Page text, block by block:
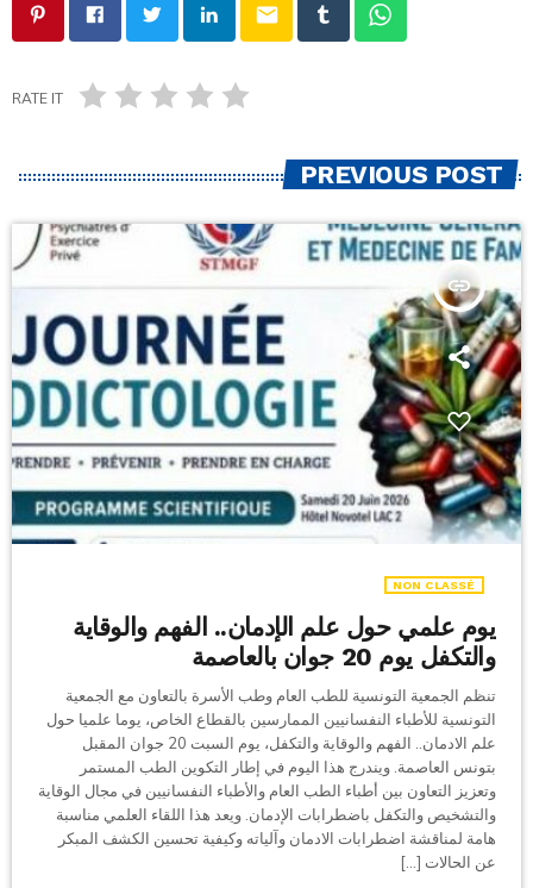
email
RATE IT
PREVIOUS POST
insert_link
NON CLASSÉ
يوم علمي حول علم الإدمان.. الفهم والوقاية
والتكفل يوم 20 جوان بالعاصمة
تنظم الجمعية التونسية للطب العام وطب الأسرة بالتعاون مع الجمعية
التونسية للأطباء النفسانيين الممارسين بالقطاع الخاص، يوما علميا حول
علم الادمان.. الفهم والوقاية والتكفل، يوم السبت 20 جوان المقبل
بتونس العاصمة. ويندرج هذا اليوم في إطار التكوين الطب المستمر
وتعزيز التعاون بين أطباء الطب العام والأطباء النفسانيين في مجال الوقاية
والتشخيص والتكفل باضطرابات الإدمان. ويعد هذا اللقاء العلمي مناسبة
هامة لمناقشة اضطرابات الادمان وآلياته وكيفية تحسين الكشف المبكر
عن الحالات […]